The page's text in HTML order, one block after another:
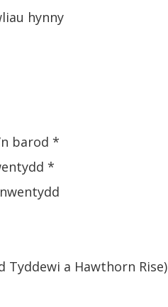
hynny
barod *
*
Tyddewi a Hawthorn Rise)